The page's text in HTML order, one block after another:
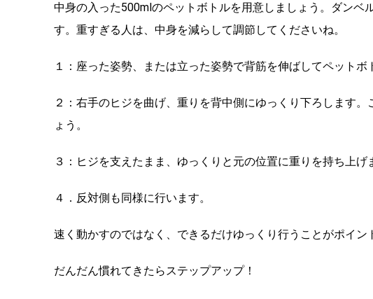
中身の入った500mlのペットボトルを用意しましょう。ダン
す。重すぎる人は、中身を減らして調節してくださいね。
１：座った姿勢、または立った姿勢で背筋を伸ばしてペットボ
２：右手のヒジを曲げ、重りを背中側にゆっくり下ろします
ょう。
３：ヒジを支えたまま、ゆっくりと元の位置に重りを持ち上げ
４．反対側も同様に行います。
速く動かすのではなく、できるだけゆっくり行うことがポイン
だんだん慣れてきたらステップアップ！